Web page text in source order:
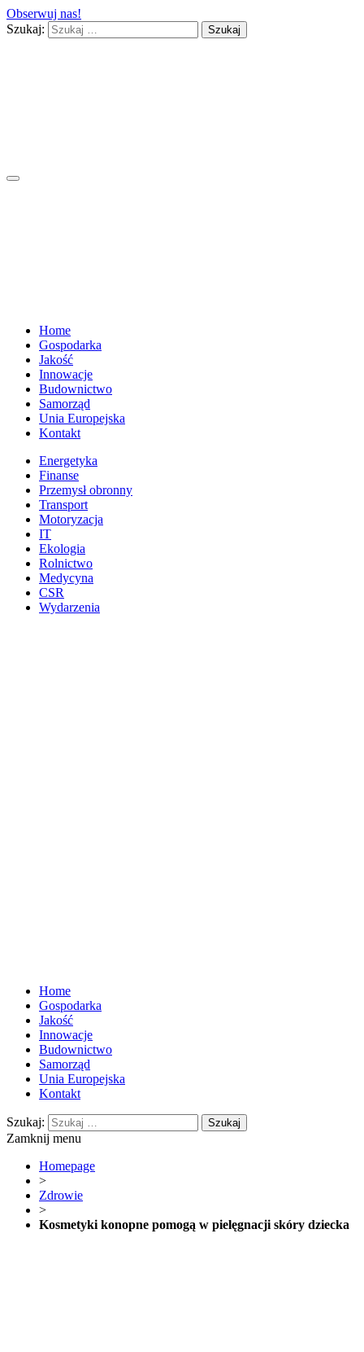
Obserwuj nas!
Szukaj:
Home
Gospodarka
Jakość
Innowacje
Budownictwo
Samorząd
Unia Europejska
Kontakt
Energetyka
Finanse
Przemysł obronny
Transport
Motoryzacja
IT
Ekologia
Rolnictwo
Medycyna
CSR
Wydarzenia
Home
Gospodarka
Jakość
Innowacje
Budownictwo
Samorząd
Unia Europejska
Kontakt
Szukaj:
Zamknij menu
Homepage
>
Zdrowie
>
Kosmetyki konopne pomogą w pielęgnacji skóry dziecka